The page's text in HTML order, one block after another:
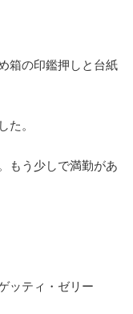
箱の印鑑押しと台紙
た。
もう少しで満勤があ
ッティ・ゼリー